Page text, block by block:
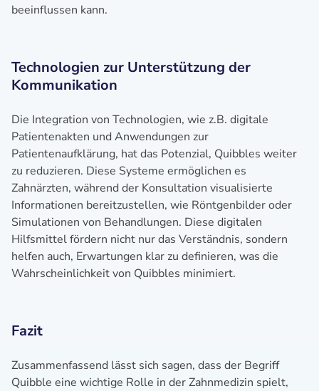
beeinflussen kann.
Technologien zur Unterstützung der
Kommunikation
Die Integration von Technologien, wie z.B. digitale
Patientenakten und Anwendungen zur
Patientenaufklärung, hat das Potenzial, Quibbles weiter
zu reduzieren. Diese Systeme ermöglichen es
Zahnärzten, während der Konsultation visualisierte
Informationen bereitzustellen, wie Röntgenbilder oder
Simulationen von Behandlungen. Diese digitalen
Hilfsmittel fördern nicht nur das Verständnis, sondern
helfen auch, Erwartungen klar zu definieren, was die
Wahrscheinlichkeit von Quibbles minimiert.
Fazit
Zusammenfassend lässt sich sagen, dass der Begriff
Quibble eine wichtige Rolle in der Zahnmedizin spielt,